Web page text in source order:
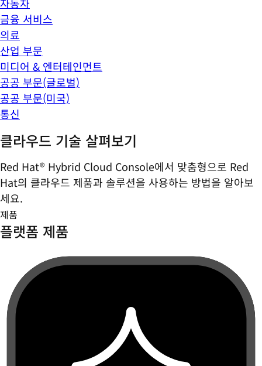
금융 서비스
의료
산업 부문
미디어 & 엔터테인먼트
공공 부문(글로벌)
공공 부문(미국)
통신
클라우드 기술 살펴보기
Red Hat® Hybrid Cloud Console에서 맞춤형으로 Red
Hat의 클라우드 제품과 솔루션을 사용하는 방법을 알아보
세요.
제품
플랫폼 제품